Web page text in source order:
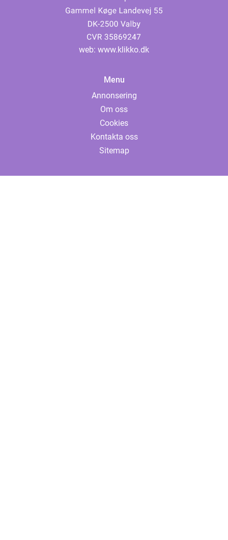
web: www.klikko.dk
Menu
Annonsering
Om oss
Cookies
Kontakta oss
Sitemap